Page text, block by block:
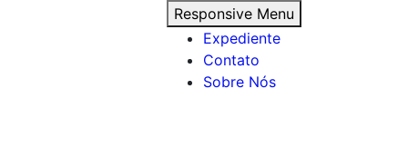
Responsive Menu
Expediente
Contato
Sobre Nós